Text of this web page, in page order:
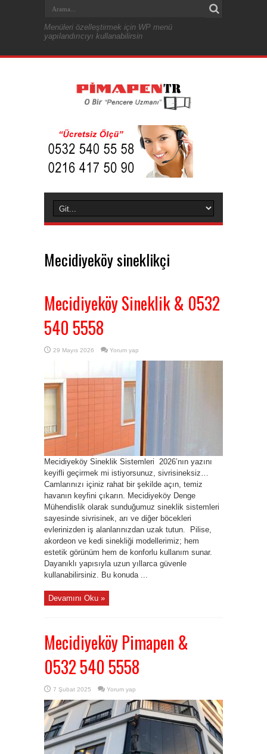
Menüleri özelleştirmek için WP menü
yapılandırıcıyı kullanabilirsin
Mecidiyeköy sineklikçi
Mecidiyeköy Sineklik & 0532
540 5558
29 Mayıs 2026 Yorum yap
Mecidiyeköy Sineklik Sistemleri 2026’nın yazını
keyifli geçirmek mi istiyorsunuz, sivrisineksiz…
Camlarınızı içiniz rahat bir şekilde açın, temiz
havanın keyfini çıkarın. Mecidiyeköy Denge
Mühendislik olarak sunduğumuz sineklik sistemleri
sayesinde sivrisinek, arı ve diğer böcekleri
evlerinizden iş alanlarınızdan uzak tutun. Pilise,
akordeon ve kedi sinekliği modellerimiz; hem
estetik görünüm hem de konforlu kullanım sunar.
Dayanıklı yapısıyla uzun yıllarca güvenle
kullanabilirsiniz. Bu konuda ...
Devamını Oku »
Mecidiyeköy Pimapen &
0532 540 5558
7 Şubat 2025 Yorum yap